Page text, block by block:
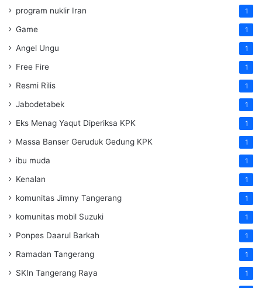
program nuklir Iran 1
Game 1
Angel Ungu 1
Free Fire 1
Resmi Rilis 1
Jabodetabek 1
Eks Menag Yaqut Diperiksa KPK 1
Massa Banser Geruduk Gedung KPK 1
ibu muda 1
Kenalan 1
komunitas Jimny Tangerang 1
komunitas mobil Suzuki 1
Ponpes Daarul Barkah 1
Ramadan Tangerang 1
SKIn Tangerang Raya 1